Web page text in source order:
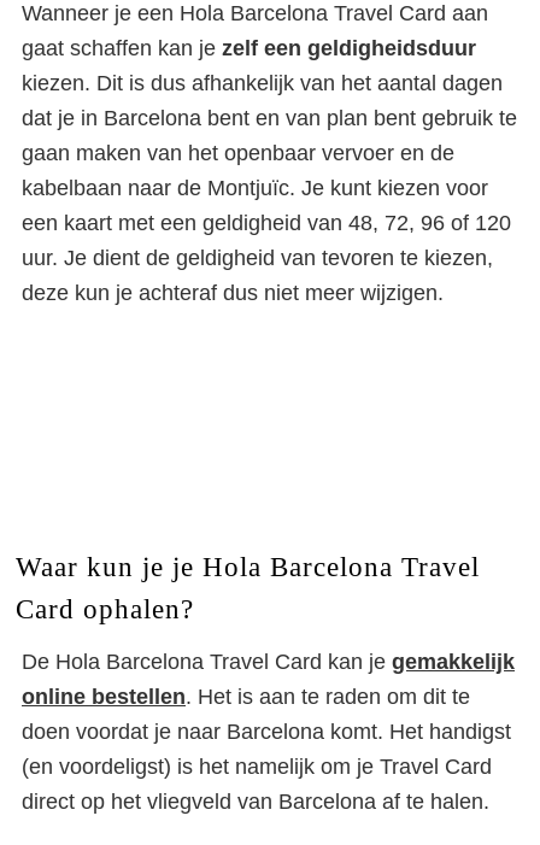
Wanneer je een Hola Barcelona Travel Card aan
gaat schaffen kan je zelf een geldigheidsduur
kiezen. Dit is dus afhankelijk van het aantal dagen
dat je in Barcelona bent en van plan bent gebruik te
gaan maken van het openbaar vervoer en de
kabelbaan naar de Montjuïc. Je kunt kiezen voor
een kaart met een geldigheid van 48, 72, 96 of 120
uur. Je dient de geldigheid van tevoren te kiezen,
deze kun je achteraf dus niet meer wijzigen.
Waar kun je je Hola Barcelona Travel
Card ophalen?
De Hola Barcelona Travel Card kan je gemakkelijk
online bestellen. Het is aan te raden om dit te
doen voordat je naar Barcelona komt. Het handigst
(en voordeligst) is het namelijk om je Travel Card
direct op het vliegveld van Barcelona af te halen.